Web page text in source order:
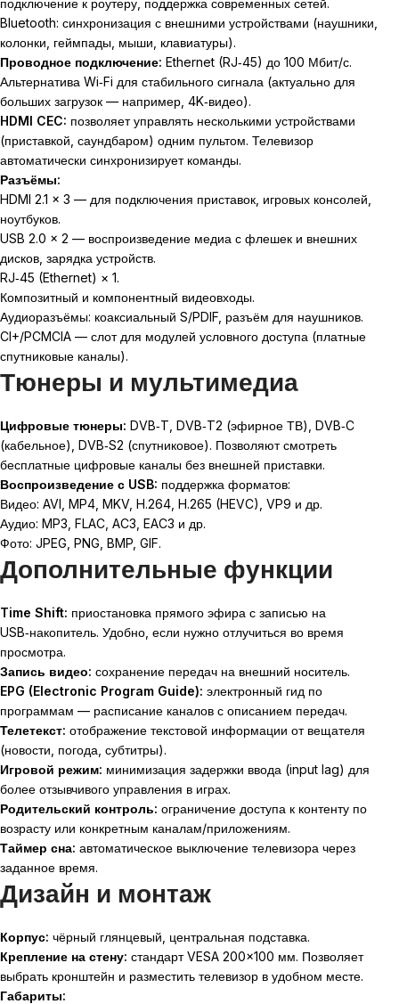
подключение к роутеру, поддержка современных сетей.
Bluetooth: синхронизация с внешними устройствами (наушники,
колонки, геймпады, мыши, клавиатуры).
Проводное подключение: Ethernet (RJ‑45) до 100 Мбит/с.
Альтернатива Wi‑Fi для стабильного сигнала (актуально для
больших загрузок — например, 4K‑видео).
HDMI CEC: позволяет управлять несколькими устройствами
(приставкой, саундбаром) одним пультом. Телевизор
автоматически синхронизирует команды.
Разъёмы:
HDMI 2.1 × 3 — для подключения приставок, игровых консолей,
ноутбуков.
USB 2.0 × 2 — воспроизведение медиа с флешек и внешних
дисков, зарядка устройств.
RJ‑45 (Ethernet) × 1.
Композитный и компонентный видеовходы.
Аудиоразъёмы: коаксиальный S/PDIF, разъём для наушников.
CI+/PCMCIA — слот для модулей условного доступа (платные
спутниковые каналы).
Тюнеры и мультимедиа
Цифровые тюнеры: DVB‑T, DVB‑T2 (эфирное ТВ), DVB‑C
(кабельное), DVB‑S2 (спутниковое). Позволяют смотреть
бесплатные цифровые каналы без внешней приставки.
Воспроизведение с USB: поддержка форматов:
Видео: AVI, MP4, MKV, H.264, H.265 (HEVC), VP9 и др.
Аудио: MP3, FLAC, AC3, EAC3 и др.
Фото: JPEG, PNG, BMP, GIF.
Дополнительные функции
Time Shift: приостановка прямого эфира с записью на
USB‑накопитель. Удобно, если нужно отлучиться во время
просмотра.
Запись видео: сохранение передач на внешний носитель.
EPG (Electronic Program Guide): электронный гид по
программам — расписание каналов с описанием передач.
Телетекст: отображение текстовой информации от вещателя
(новости, погода, субтитры).
Игровой режим: минимизация задержки ввода (input lag) для
более отзывчивого управления в играх.
Родительский контроль: ограничение доступа к контенту по
возрасту или конкретным каналам/приложениям.
Таймер сна: автоматическое выключение телевизора через
заданное время.
Дизайн и монтаж
Корпус: чёрный глянцевый, центральная подставка.
Крепление на стену: стандарт VESA 200×100 мм. Позволяет
выбрать кронштейн и разместить телевизор в удобном месте.
Габариты: